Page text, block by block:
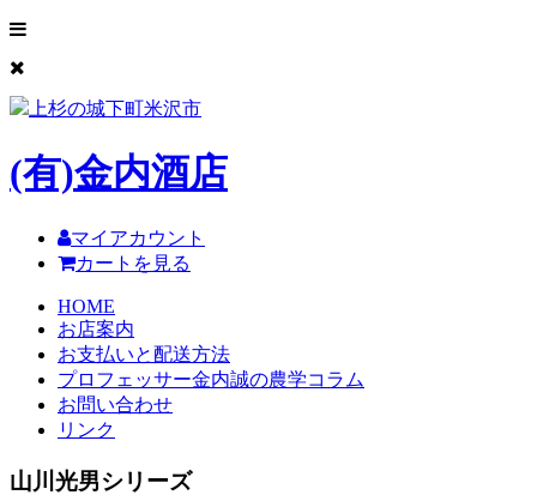
上杉の城下町米沢市
(有)金内酒店
マイアカウント
カートを見る
HOME
お店案内
お支払いと配送方法
プロフェッサー金内誠の農学コラム
お問い合わせ
リンク
山川光男シリーズ